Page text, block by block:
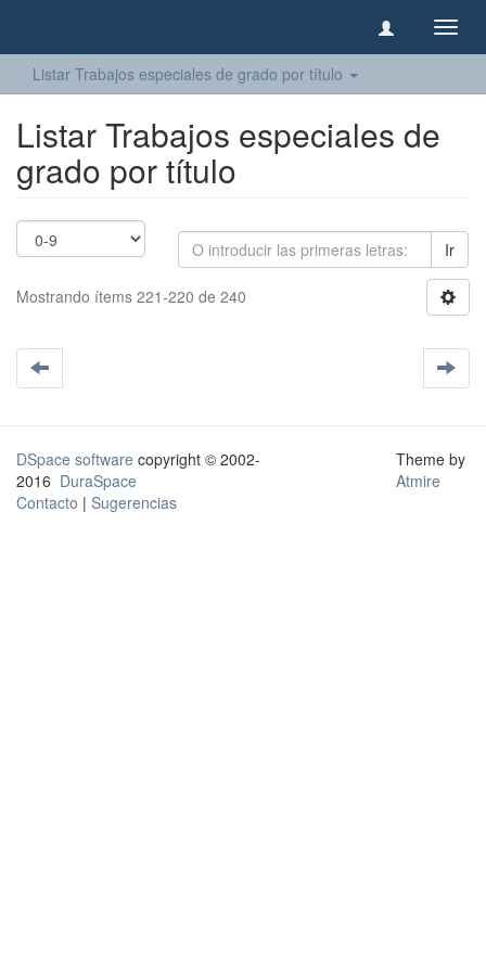
Listar Trabajos especiales de grado por título
Listar Trabajos especiales de
grado por título
Ir
Mostrando ítems 221-220 de 240
DSpace software copyright © 2002-
2016 DuraSpace
Contacto | Sugerencias
Theme by
Atmire